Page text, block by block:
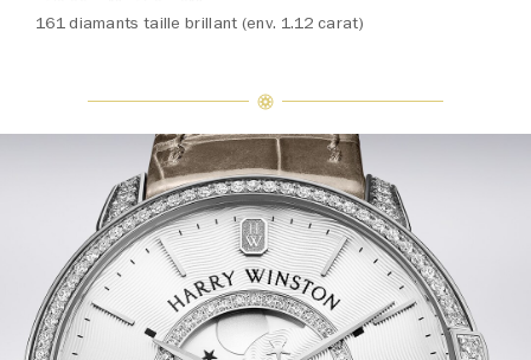
161 diamants taille brillant (env. 1.12 carat)